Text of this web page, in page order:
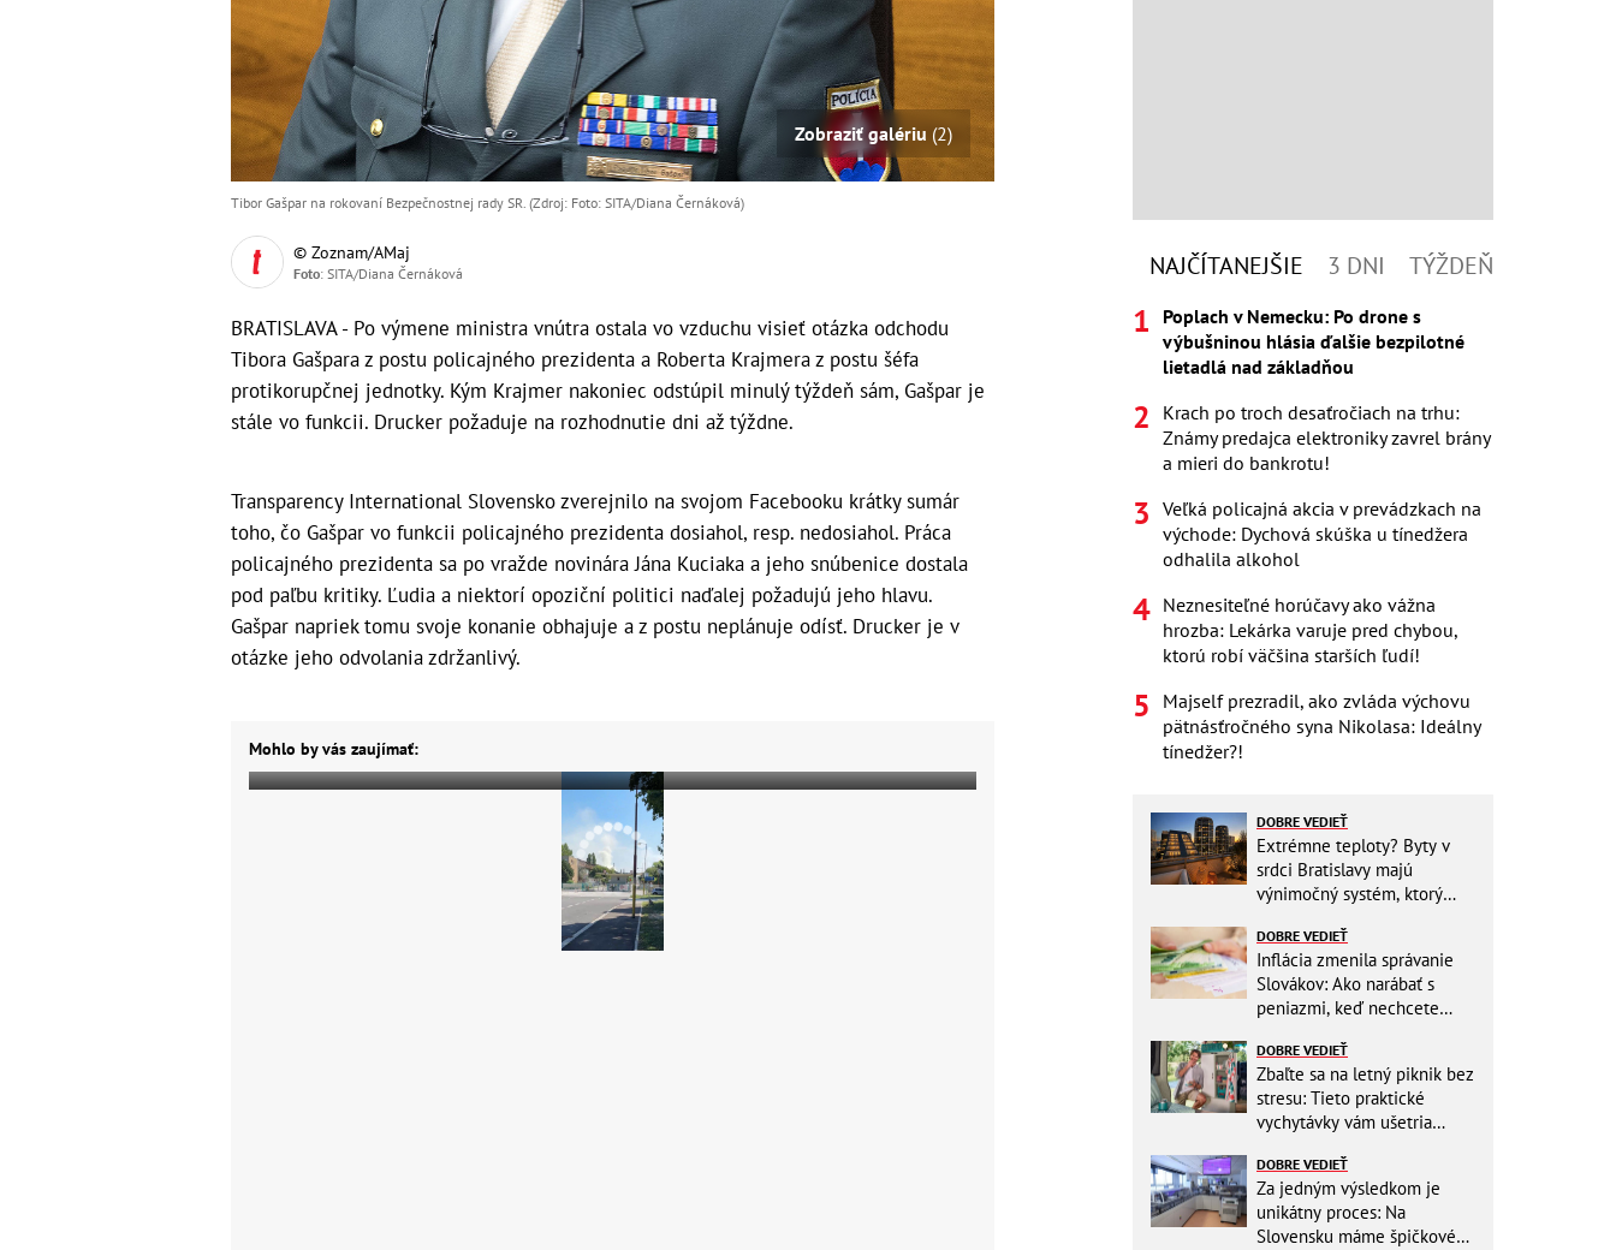
Zobraziť galériu (2)
Tibor Gašpar na rokovaní Bezpečnostnej rady SR. (Zdroj: Foto: SITA/Diana Černáková)
© Zoznam/AMaj
Foto: SITA/Diana Černáková
BRATISLAVA - Po výmene ministra vnútra ostala vo vzduchu visieť otázka odchodu
Tibora Gašpara z postu policajného prezidenta a Roberta Krajmera z postu šéfa
protikorupčnej jednotky. Kým Krajmer nakoniec odstúpil minulý týždeň sám, Gašpar je
stále vo funkcii. Drucker požaduje na rozhodnutie dni až týždne.
Transparency International Slovensko zverejnilo na svojom Facebooku krátky sumár
toho, čo Gašpar vo funkcii policajného prezidenta dosiahol, resp. nedosiahol. Práca
policajného prezidenta sa po vražde novinára Jána Kuciaka a jeho snúbenice dostala
pod paľbu kritiky. Ľudia a niektorí opoziční politici naďalej požadujú jeho hlavu.
Gašpar napriek tomu svoje konanie obhajuje a z postu neplánuje odísť. Drucker je v
otázke jeho odvolania zdržanlivý.
Mohlo by vás zaujímať:
NAJČÍTANEJŠIE 3 DNI TÝŽDEŇ
Poplach v Nemecku: Po drone s
výbušninou hlásia ďalšie bezpilotné
lietadlá nad základňou
Krach po troch desaťročiach na trhu:
Známy predajca elektroniky zavrel brány
a mieri do bankrotu!
Veľká policajná akcia v prevádzkach na
východe: Dychová skúška u tínedžera
odhalila alkohol
Neznesiteľné horúčavy ako vážna
hrozba: Lekárka varuje pred chybou,
ktorú robí väčšina starších ľudí!
Majself prezradil, ako zvláda výchovu
pätnásťročného syna Nikolasa: Ideálny
tínedžer?!
DOBRE VEDIEŤ
Extrémne teploty? Byty v
srdci Bratislavy majú
výnimočný systém, ktorý
DOBRE VEDIEŤ
Inflácia zmenila správanie
Slovákov: Ako narábať s
peniazmi, keď nechcete
DOBRE VEDIEŤ
Zbaľte sa na letný piknik bez
stresu: Tieto praktické
vychytávky vám ušetria
DOBRE VEDIEŤ
Za jedným výsledkom je
unikátny proces: Na
Slovensku máme špičkové